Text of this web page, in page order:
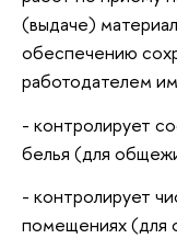
(выдаче)
обеспечению
работодателем
- контролирует
белья (для
- контролирует
помещениях (для